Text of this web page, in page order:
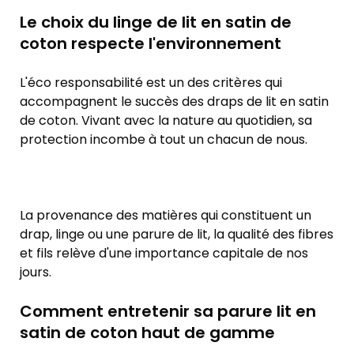
Le choix du linge de lit en satin de
coton respecte l'environnement
L'éco responsabilité est un des critères qui
accompagnent le succès des draps de lit en satin
de coton. Vivant avec la nature au quotidien, sa
protection incombe à tout un chacun de nous.
La provenance des matières qui constituent un
drap, linge ou une parure de lit, la qualité des fibres
et fils relève d'une importance capitale de nos
jours.
Comment entretenir sa parure lit en
satin de coton haut de gamme